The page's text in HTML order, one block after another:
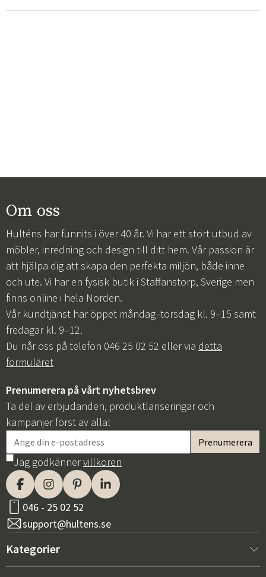
Om oss
Hulténs har funnits i över 40 år. Vi har ett stort utbud av
möbler, inredning och design till ditt hem. Vår passion är
att hjälpa dig att skapa den perfekta miljön, både inne
och ute. Vi har en fysisk butik i Staffanstorp, Sverige men
finns online i hela Norden.
Vår kundtjänst har öppet måndag–torsdag kl. 9–15 samt
fredagar kl. 9–12.
Du når oss på telefon 046 25 02 52 eller via detta
formuläret
Prenumerera på vårt nyhetsbrev
Ta del av erbjudanden, produktlanseringar och
kampanjer först av alla!
Jag godkännervillkoren
046 - 25 02 52
support@hultens.se
Kategorier